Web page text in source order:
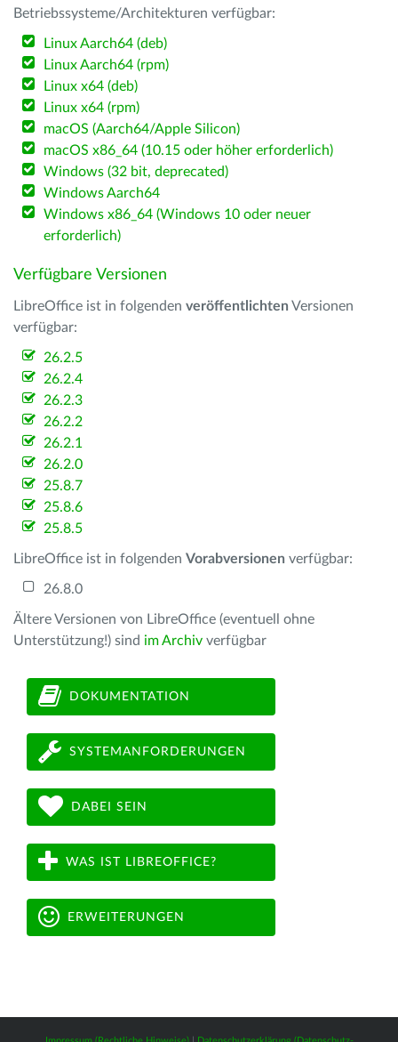
Betriebssysteme/Architekturen verfügbar:
Linux Aarch64 (deb)
Linux Aarch64 (rpm)
Linux x64 (deb)
Linux x64 (rpm)
macOS (Aarch64/Apple Silicon)
macOS x86_64 (10.15 oder höher erforderlich)
Windows (32 bit, deprecated)
Windows Aarch64
Windows x86_64 (Windows 10 oder neuer
erforderlich)
Verfügbare Versionen
LibreOffice ist in folgenden veröffentlichten Versionen
verfügbar:
26.2.5
26.2.4
26.2.3
26.2.2
26.2.1
26.2.0
25.8.7
25.8.6
25.8.5
LibreOffice ist in folgenden Vorabversionen verfügbar:
26.8.0
Ältere Versionen von LibreOffice (eventuell ohne
Unterstützung!) sind im Archiv verfügbar
DOKUMENTATION
SYSTEMANFORDERUNGEN
DABEI SEIN
WAS IST LIBREOFFICE?
ERWEITERUNGEN